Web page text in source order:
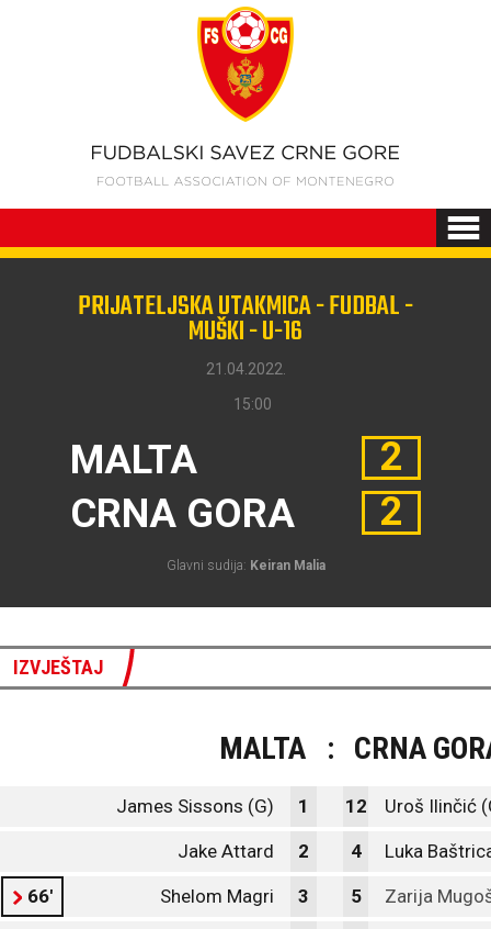
PRIJATELJSKA UTAKMICA - FUDBAL -
MUŠKI - U-16
21.04.2022.
15:00
MALTA
CRNA GORA
2
2
Glavni sudija: Keiran Malia
IZVJEŠTAJ
MALTA : CRNA
James Sissons (G) 1 12 Uroš Ilinčić
Jake Attard 2 4 Luka
66' Shelom Magri 3 5 Zarija